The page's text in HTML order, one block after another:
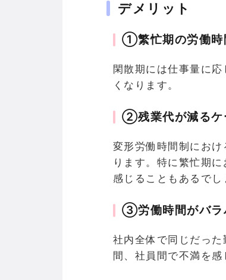
デメリット
①繁忙期の労働時
閑散期には仕事量に
くなります。
②残業代が減るケ
変形労働時間制にお
ります。特に繁忙期
感じることもあるでし
③労働時間がバラ
社内全体で同じだっ
間、社員間で不満を感